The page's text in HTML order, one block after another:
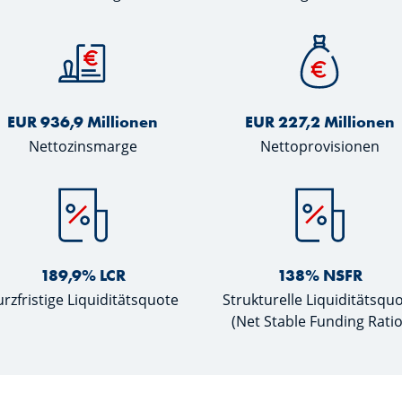
EUR 936,9 Millionen
Nettozinsmarge
189,9% LCR
Liquiditätsquote
EUR 227,2 Millionen
Nettoprovisionen
138% NSFR
Strukturelle
(Net Stable Funding